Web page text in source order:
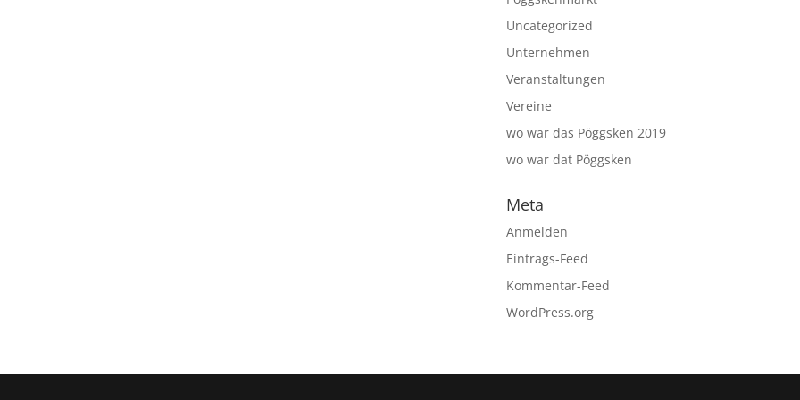
Uncategorized
Unternehmen
Veranstaltungen
Vereine
wo war das Pöggsken 2019
wo war dat Pöggsken
Meta
Anmelden
Eintrags-Feed
Kommentar-Feed
WordPress.org